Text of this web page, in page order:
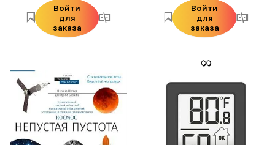
Войти
для
заказа
Войти
для
заказа